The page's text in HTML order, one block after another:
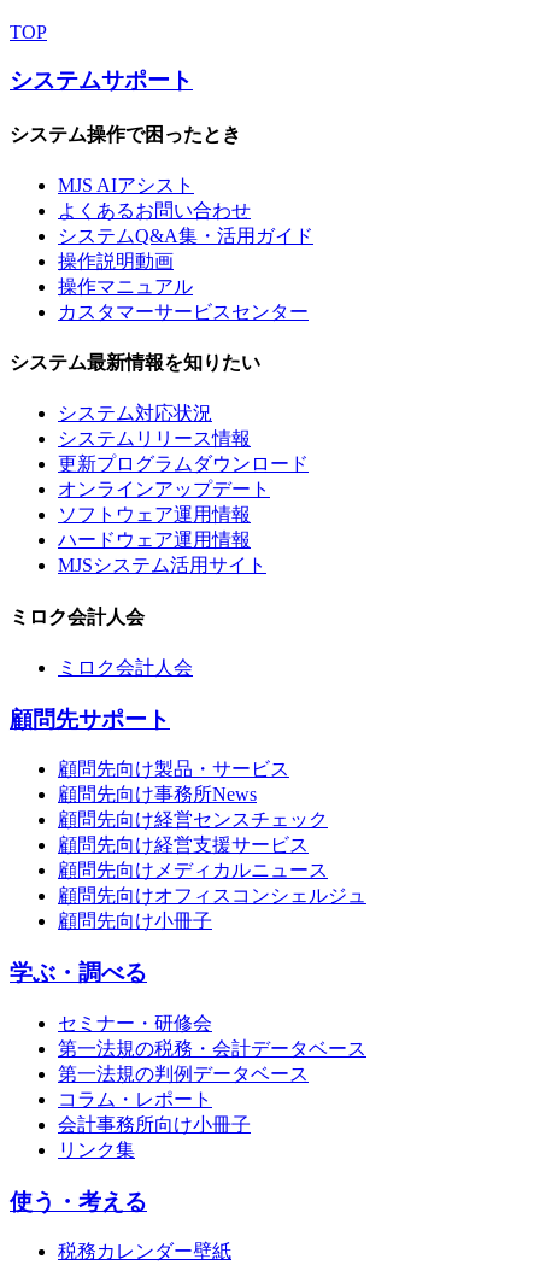
TOP
システムサポート
システム操作で困ったとき
MJS AIアシスト
よくあるお問い合わせ
システムQ&A集・活用ガイド
操作説明動画
操作マニュアル
カスタマーサービスセンター
システム最新情報を知りたい
システム対応状況
システムリリース情報
更新プログラムダウンロード
オンラインアップデート
ソフトウェア運用情報
ハードウェア運用情報
MJSシステム活用サイト
ミロク会計人会
ミロク会計人会
顧問先サポート
顧問先向け製品・サービス
顧問先向け事務所News
顧問先向け経営センスチェック
顧問先向け経営支援サービス
顧問先向けメディカルニュース
顧問先向けオフィスコンシェルジュ
顧問先向け小冊子
学ぶ・調べる
セミナー・研修会
第一法規の税務・会計データベース
第一法規の判例データベース
コラム・レポート
会計事務所向け小冊子
リンク集
使う・考える
税務カレンダー壁紙